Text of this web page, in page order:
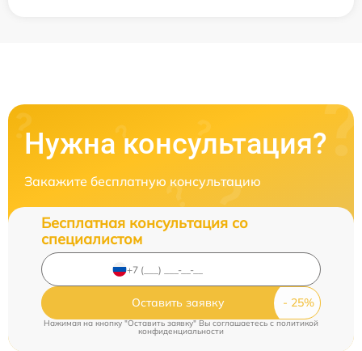
Нужна консультация?
Закажите бесплатную консультацию
Бесплатная консультация со
специалистом
Оставить заявку
Нажимая на кнопку "Оставить заявку" Вы соглашаетесь c политикой
конфиденциальности